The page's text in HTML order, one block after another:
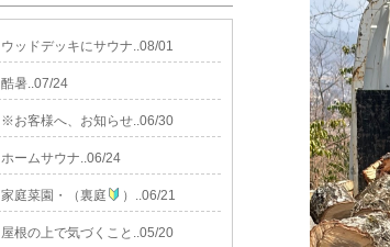
ウッドデッキにサウナ..08/01
酷暑..07/24
※お客様へ、お知らせ..06/30
ホームサウナ..06/24
家庭菜園・（裏庭 ）..06/21
屋根の上で気づくこと..05/20